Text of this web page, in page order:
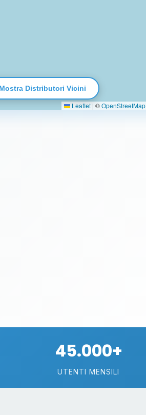
Leaflet | ©OpenStreetMap
Mostra Distributori Vicini
45.000+
UTENTI MENSILI